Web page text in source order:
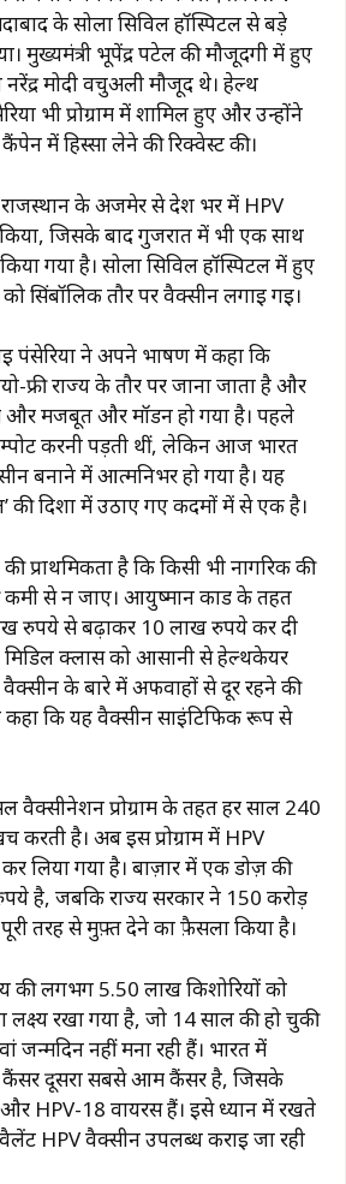
के सोला सिविल हॉस्पिटल से बड़े
मुख्यमंत्री भूपेंद्र पटेल की मौजूदगी में हुए
नरेंद्र मोदी वर्चुअली मौजूद थे। हेल्थ
भी प्रोग्राम में शामिल हुए और उन्होंने
में हिस्सा लेने की रिक्वेस्ट की।
ने राजस्थान के अजमेर से देश भर में HPV
जिसके बाद गुजरात में भी एक साथ
गया है। सोला सिविल हॉस्पिटल में हुए
को सिंबॉलिक तौर पर वैक्सीन लगाई गई।
पंसेरिया ने अपने भाषण में कहा कि
फ्री राज्य के तौर पर जाना जाता है और
मजबूत और मॉडर्न हो गया है। पहले
करनी पड़ती थीं, लेकिन आज भारत
बनाने में आत्मनिर्भर हो गया है। यह
की दिशा में उठाए गए कदमों में से एक है।
प्राथमिकता है कि किसी भी नागरिक की
कमी से न जाए। आयुष्मान कार्ड के तहत
रुपये से बढ़ाकर 10 लाख रुपये कर दी
क्लास को आसानी से हेल्थकेयर
के बारे में अफवाहों से दूर रहने की
कि यह वैक्सीन साइंटिफिक रूप से
वैक्सीनेशन प्रोग्राम के तहत हर साल 240
करती है। अब इस प्रोग्राम में HPV
लिया गया है। बाज़ार में एक डोज़ की
है, जबकि राज्य सरकार ने 150 करोड़
तरह से मुफ़्त देने का फ़ैसला किया है।
की लगभग 5.50 लाख किशोरियों को
रखा गया है, जो 14 साल की हो चुकी
नहीं मना रही हैं। भारत में
कैंसर दूसरा सबसे आम कैंसर है, जिसके
HPV-18 वायरस हैं। इसे ध्यान में रखते
HPV वैक्सीन उपलब्ध कराई जा रही